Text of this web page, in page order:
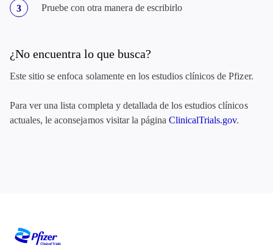
Pruebe con otra manera de escribirlo
¿No encuentra lo que busca?
Este sitio se enfoca solamente en los estudios clínicos de Pfizer.
Para ver una lista completa y detallada de los estudios clínicos
actuales, le aconsejamos visitar la páginaClinicalTrials.gov.